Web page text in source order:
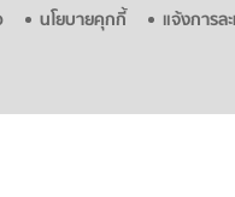
นโยบายคุกกี้ แจ้งการล